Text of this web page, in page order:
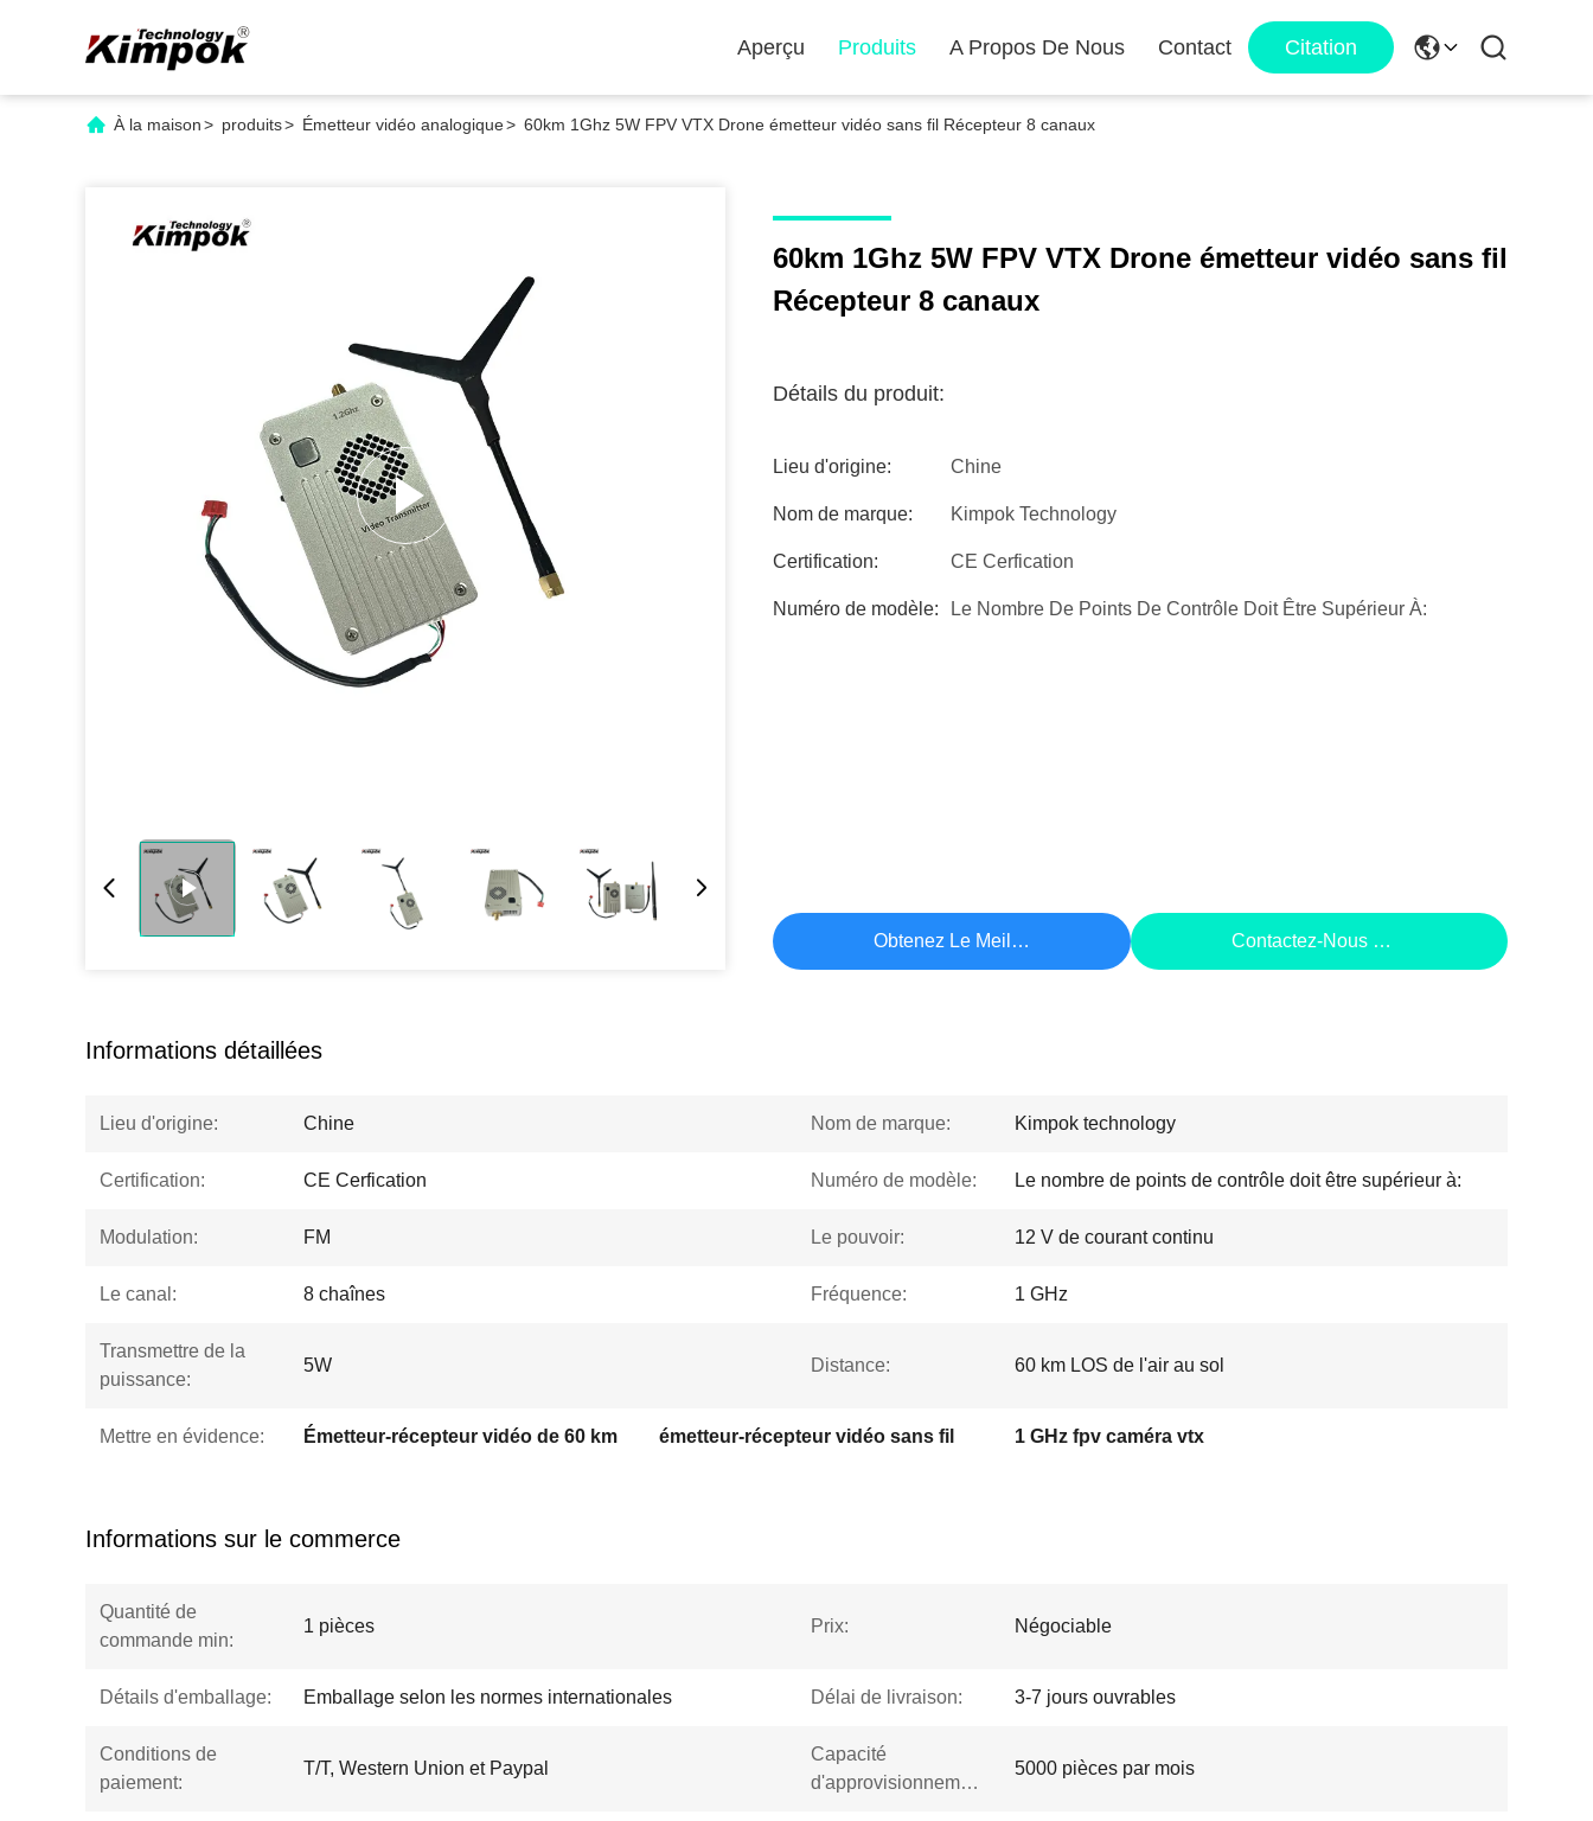
Aperçu Produits A Propos De Nous Contact Citation
À la maison> produits> Émetteur vidéo analogique> 60km 1Ghz 5W FPV VTX Drone émetteur vidéo sans fil Récepteur 8 canaux
60km 1Ghz 5W FPV VTX Drone émetteur vidéo sans fil
Récepteur 8 canaux
Détails du produit:
Lieu d'origine: Chine
Nom de marque: Kimpok Technology
Certification: CE Cerfication
Numéro de modèle: Le Nombre De Points De Contrôle Doit Être Supérieur À:
Obtenez Le Meilleur Prix Contactez-Nous Maintenant
Informations détaillées
Lieu d'origine: Chine Nom de marque: Kimpok technology
Certification: CE Cerfication Numéro de modèle: Le nombre de points de contrôle doit être supérieur à:
Modulation: FM Le pouvoir: 12 V de courant continu
Le canal: 8 chaînes Fréquence: 1 GHz
Transmettre de la
puissance:
5W Distance: 60 km LOS de l'air au sol
Mettre en évidence: Émetteur-récepteur vidéo de 60 km émetteur-récepteur vidéo sans fil 1 GHz fpv caméra vtx
Informations sur le commerce
Quantité de
commande min:
1 pièces Prix: Négociable
Détails d'emballage: Emballage selon les normes internationales Délai de livraison: 3-7 jours ouvrables
Conditions de
paiement:
T/T, Western Union et Paypal
Capacité
d'approvisionnement:
5000 pièces par mois